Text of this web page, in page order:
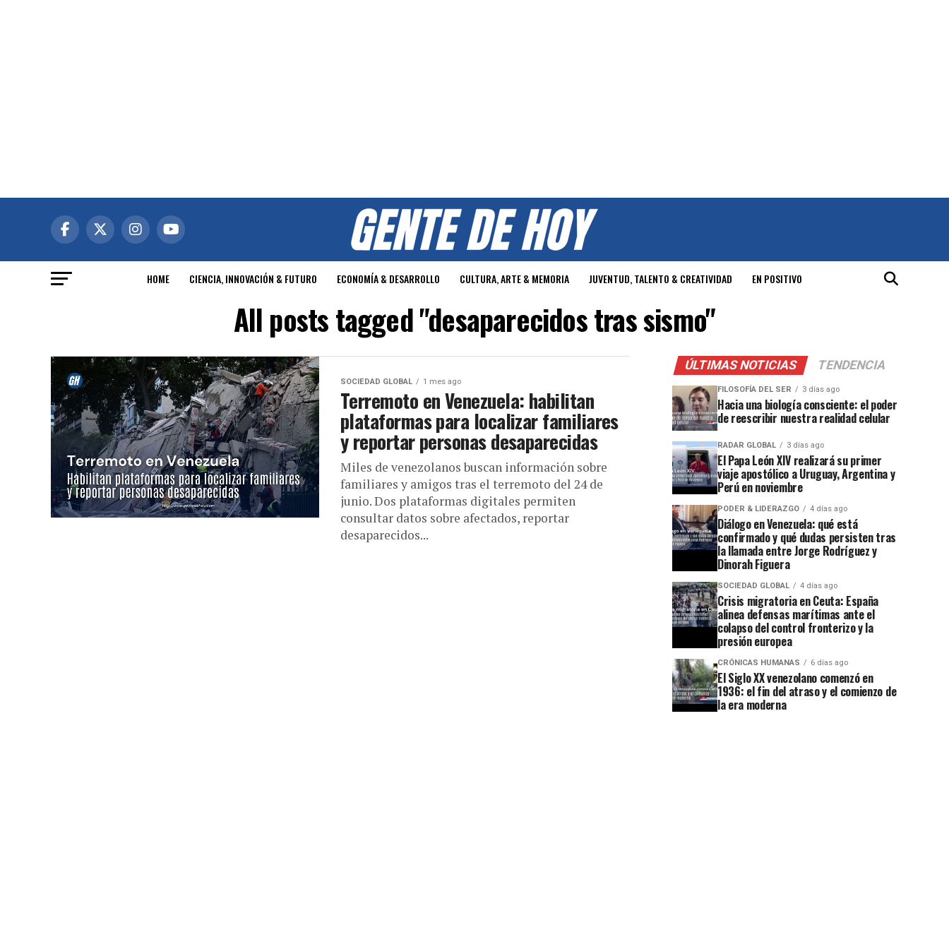
HOME CIENCIA, INNOVACIÓN & FUTURO ECONOMÍA & DESARROLLO CULTURA, ARTE & MEMORIA JUVENTUD, TALENTO & CREATIVIDAD EN POSITIVO
All posts tagged "desaparecidos tras sismo"
SOCIEDAD GLOBAL 1 mes ago
Terremoto en Venezuela: habilitan
plataformas para localizar familiares
y reportar personas desaparecidas
Miles de venezolanos buscan información sobre
familiares y amigos tras el terremoto del 24 de
junio. Dos plataformas digitales permiten
consultar datos sobre afectados, reportar
desaparecidos...
ÚLTIMAS NOTICIAS TENDENCIA
FILOSOFÍA DEL SER 3 días ago
Hacia una biología consciente: el poder
de reescribir nuestra realidad celular
RADAR GLOBAL 3 días ago
El Papa León XIV realizará su primer
viaje apostólico a Uruguay, Argentina y
Perú en noviembre
PODER & LIDERAZGO 4 días ago
Diálogo en Venezuela: qué está
confirmado y qué dudas persisten tras
la llamada entre Jorge Rodríguez y
Dinorah Figuera
SOCIEDAD GLOBAL 4 días ago
Crisis migratoria en Ceuta: España
alinea defensas marítimas ante el
colapso del control fronterizo y la
presión europea
CRÓNICAS HUMANAS 6 días ago
El Siglo XX venezolano comenzó en
1936: el fin del atraso y el comienzo de
la era moderna